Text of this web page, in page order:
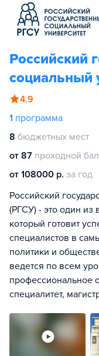
Российский
социальный
4.9
1 программа
8 бюджетных мест
от 87 проходной
от 108000 р. за год
Российский
(РГСУ) - это один из
который готовит
специалистов в
политики и
ведется по всем
профессиональное
специалитет,